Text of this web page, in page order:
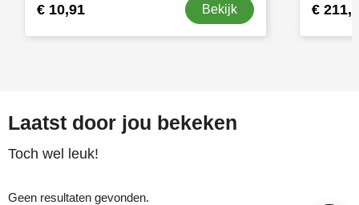
€ 10,91 Bekijk €
Laatst door jou bekeken
Toch wel leuk!
Geen resultaten gevonden.